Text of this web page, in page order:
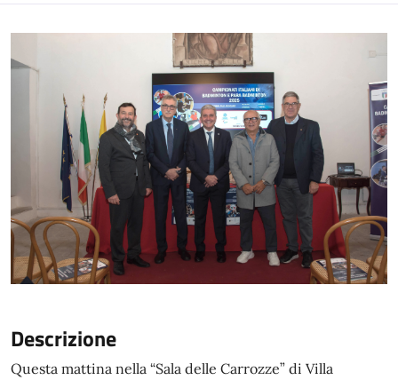
Descrizione
Questa mattina nella “Sala delle Carrozze” di Villa